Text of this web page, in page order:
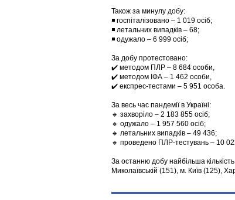
Також за минулу добу:
◾ госпіталізовано – 1 019 осіб;
◾ летальних випадків – 68;
◾ одужало – 6 999 осіб;
За добу протестовано:
✔️ методом ПЛР – 8 684 особи,
✔️ методом ІФА – 1 462 особи,
✔️ експрес-тестами – 5 951 особа.
За весь час пандемії в Україні:
🔸 захворіло – 2 183 855 осіб;
🔸 одужало – 1 957 560 осіб;
🔸 летальних випадків – 49 436;
🔸 проведено ПЛР-тестувань – 10
За останню добу найбільша
Миколаївській (151), м. Київ (125),